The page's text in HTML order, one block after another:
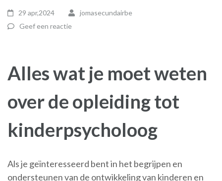
29 apr,2024
jomasecundairbe
Geef een reactie
Alles wat je moet weten
over de opleiding tot
kinderpsycholoog
Als je geïnteresseerd bent in het begrijpen en
ondersteunen van de ontwikkeling van kinderen en